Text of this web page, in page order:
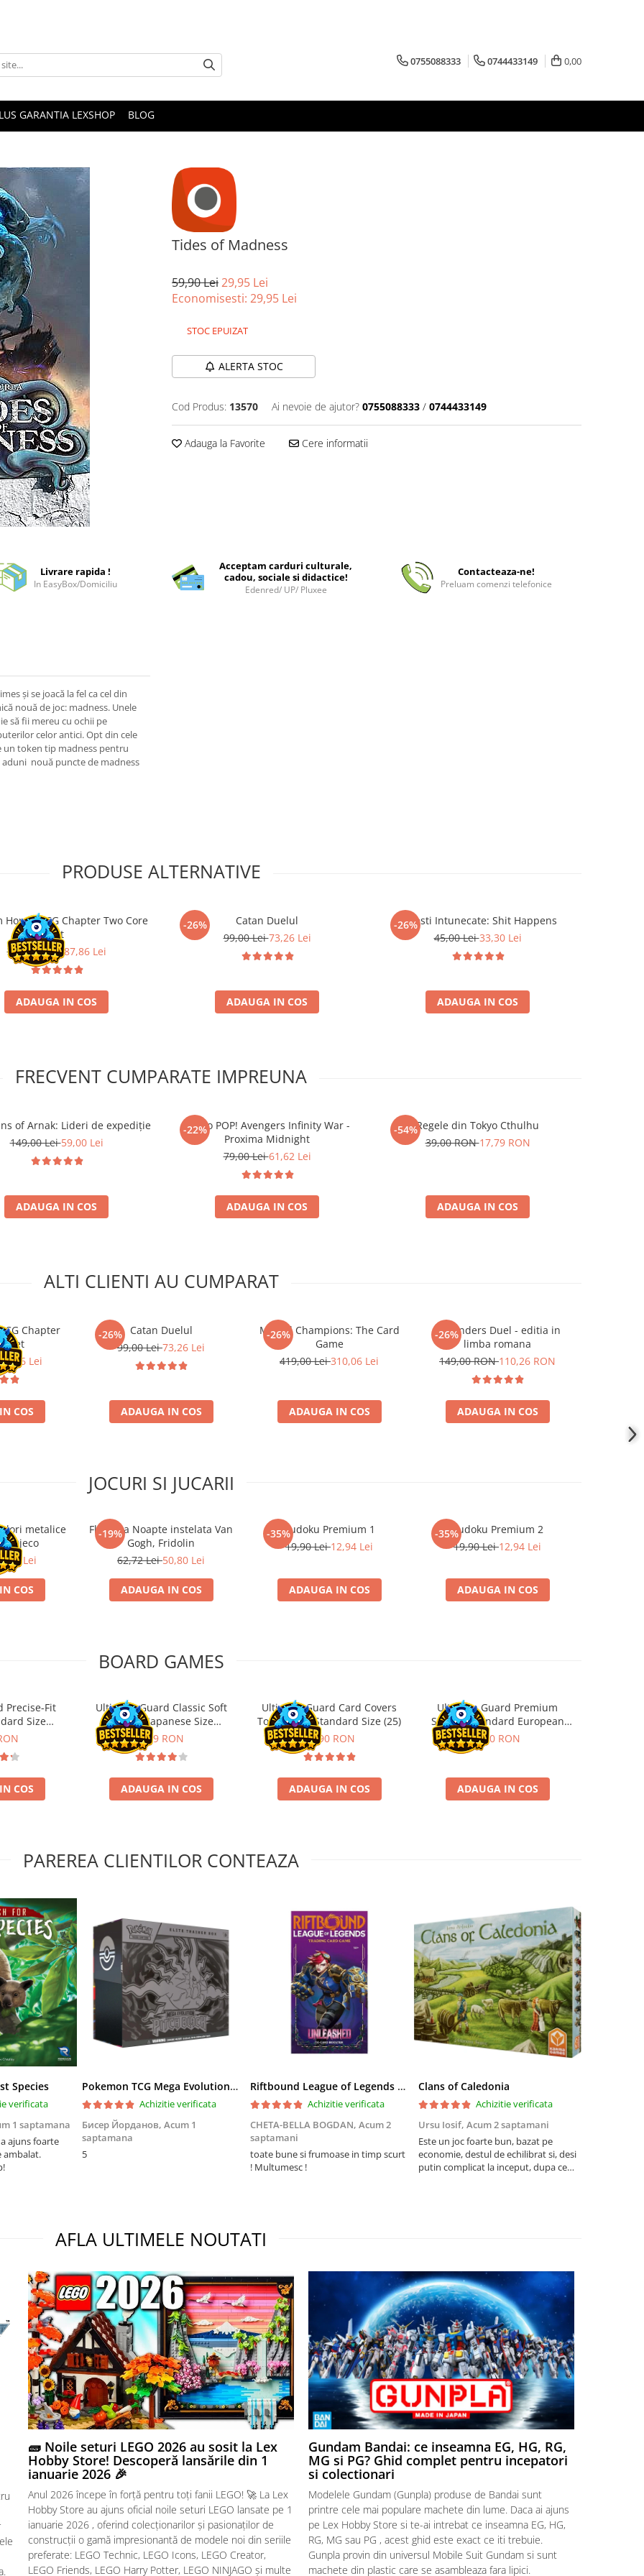
0755088333 0744433149 0,00
GARANTIA LEXSHOP BLOG
Tides of Madness
59,90 Lei29,95 Lei
Economisesti: 29,95 Lei
STOC EPUIZAT
ALERTA STOC
Cod Produs: 13570 Ai nevoie de ajutor? 0755088333 / 0744433149
Adauga la Favorite Cere informatii
Livrare rapida !
In EasyBox/Domiciliu
Acceptam carduri culturale,
cadou, sociale si didactice!
Edenred/ UP/ Pluxee
Contacteaza-ne!
Preluam comenzi telefonice
și se joacă la fel ca cel din
nouă de joc: madness. Unele
să fii mereu cu ochii pe
celor antici. Opt din cele
un token tip madness pentru
aduni nouă puncte de madness
PRODUSE ALTERNATIVE
Horror LCG Chapter Two Core
Set
389,00 Lei287,86 Lei
ADAUGA IN COS
-26%
Catan Duelul
99,00 Lei73,26 Lei
ADAUGA IN COS
-26%
Povesti Intunecate: Shit Happens
45,00 Lei33,30 Lei
ADAUGA IN COS
FRECVENT CUMPARATE IMPREUNA
of Arnak: Lideri de expediție
149,00 Lei59,00 Lei
ADAUGA IN COS
-22%
Funko POP! Avengers Infinity War -
Proxima Midnight
79,00 Lei61,62 Lei
ADAUGA IN COS
-54%Regele din Tokyo Cthulhu
39,00 RON17,79 RON
ADAUGA IN COS
ALTI CLIENTI AU CUMPARAT
Chapter
Set
Lei
COS
-26%
Catan Duelul
99,00 Lei73,26 Lei
ADAUGA IN COS
-26%
Marvel Champions: The Card
Game
419,00 Lei310,06 Lei
ADAUGA IN COS
-26%
7 Wonders Duel - editia in
limba romana
149,00 RON110,26 RON
ADAUGA IN COS
JOCURI SI JUCARII
metalice
Djeco
Lei
COS
-19%
Flasneta Noapte instelata Van
Gogh, Fridolin
62,72 Lei50,80 Lei
ADAUGA IN COS
-35%Sudoku Premium 1
19,90 Lei12,94 Lei
ADAUGA IN COS
-35%Sudoku Premium 2
19,90 Lei12,94 Lei
ADAUGA IN COS
BOARD GAMES
Precise-Fit
Size
(100)
COS
Ultimate Guard Classic Soft
Sleeves Japanese Size
Transparent (100)
9,99 RON
ADAUGA IN COS
Ultimate Guard Card Covers
Toploading Standard Size (25)
29,90 RON
ADAUGA IN COS
Ultimate Guard Premium
Sleeves Standard European
Board Game Size (50)
9,90 RON
ADAUGA IN COS
PAREREA CLIENTILOR CONTEAZA
Species
verificata
1 saptamana
ajuns foarte
ambalat.
Pokemon TCG Mega Evolution Pitch Black Elite Trainer Box
Achizitie verificata
Бисер Йорданов, Acum 1
saptamana
5
Riftbound League of Legends TCG Unleashed Booster Pack 14 Carti
Achizitie verificata
CHETA-BELLA BOGDAN, Acum 2
saptamani
toate bune si frumoase in timp scurt
! Multumesc !
Clans of Caledonia
Achizitie verificata
Ursu Iosif, Acum 2 saptamani
Este un joc foarte bun, bazat pe
economie, destul de echilibrat si, desi
putin complicat la inceput, dupa ce
AFLA ULTIMELE NOUTATI
🧱 Noile seturi LEGO 2026 au sosit la Lex
Hobby Store! Descoperă lansările din 1
ianuarie 2026 🎉
Anul 2026 începe în forță pentru toți fanii LEGO! 🚀 La Lex
Hobby Store au ajuns oficial noile seturi LEGO lansate pe 1
ianuarie 2026 , oferind colecționarilor și pasionaților de
construcții o gamă impresionantă de modele noi din seriile
preferate: LEGO Technic, LEGO Icons, LEGO Creator,
LEGO Friends, LEGO Harry Potter, LEGO NINJAGO și multe
Gundam Bandai: ce inseamna EG, HG, RG,
MG si PG? Ghid complet pentru incepatori
si colectionari
Modelele Gundam (Gunpla) produse de Bandai sunt
printre cele mai populare machete din lume. Daca ai ajuns
pe Lex Hobby Store si te-ai intrebat ce inseamna EG, HG,
RG, MG sau PG , acest ghid este exact ce iti trebuie.
Gunpla provin din universul Mobile Suit Gundam si sunt
machete din plastic care se asambleaza fara lipici.